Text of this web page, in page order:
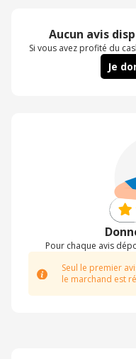
Aucun avis
Si vous avez profité du
Je
Pour chaque avis
Seul le premier
le marchand est